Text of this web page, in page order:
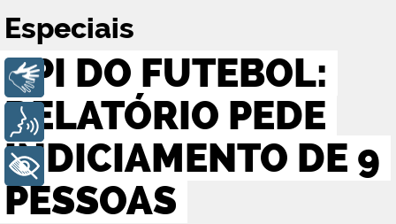
Especiais
CPI DO FUTEBOL:
RELATÓRIO PEDE
INDICIAMENTO DE 9
PESSOAS
Libras
Voz
+ Acessibilidade